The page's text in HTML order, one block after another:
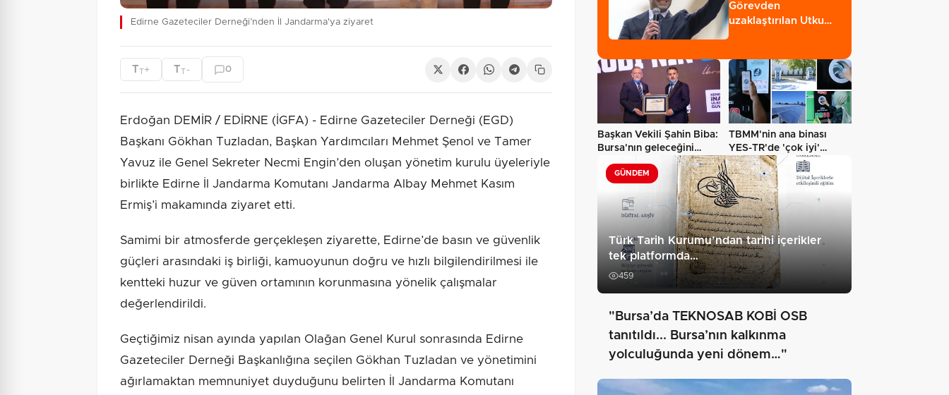
Edirne Gazeteciler Derneği’nden İl Jandarma'ya ziyaret
TT+ TT - 0
Erdoğan DEMİR / EDİRNE (İGFA) - Edirne Gazeteciler Derneği (EGD)
Başkanı Gökhan Tuzladan, Başkan Yardımcıları Mehmet Şenol ve Tamer
Yavuz ile Genel Sekreter Necmi Engin’den oluşan yönetim kurulu üyeleriyle
birlikte Edirne İl Jandarma Komutanı Jandarma Albay Mehmet Kasım
Ermiş’i makamında ziyaret etti.
Samimi bir atmosferde gerçekleşen ziyarette, Edirne’de basın ve güvenlik
güçleri arasındaki iş birliği, kamuoyunun doğru ve hızlı bilgilendirilmesi ile
kentteki huzur ve güven ortamının korunmasına yönelik çalışmalar
değerlendirildi.
Geçtiğimiz nisan ayında yapılan Olağan Genel Kurul sonrasında Edirne
Gazeteciler Derneği Başkanlığına seçilen Gökhan Tuzladan ve yönetimini
ağırlamaktan memnuniyet duyduğunu belirten İl Jandarma Komutanı
Görevden
uzaklaştırılan Utku
Başkan Vekili Şahin Biba:
Bursa'nın geleceğini
bütüncül…
TBMM'nin ana binası
YES-TR'de 'çok iyi'
olarak sertifikalandırıldı…
GÜNDEM
Türk Tarih Kurumu’ndan tarihi içerikler
tek platformda…
459
"Bursa’da TEKNOSAB KOBİ OSB
tanıtıldı... Bursa’nın kalkınma
yolculuğunda yeni dönem…"